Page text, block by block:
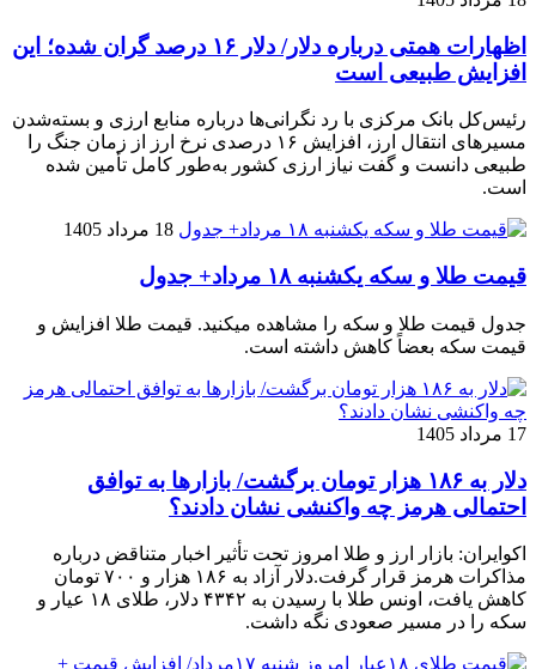
اظهارات همتی درباره دلار/ دلار ۱۶ درصد گران شده؛ این
افزایش طبیعی است
رئیس‌کل بانک مرکزی با رد نگرانی‌ها درباره منابع ارزی و بسته‌شدن
مسیرهای انتقال ارز، افزایش ۱۶ درصدی نرخ ارز از زمان جنگ را
طبیعی دانست و گفت نیاز ارزی کشور به‌طور کامل تأمین شده
است.
18 مرداد 1405
قیمت طلا و سکه یکشنبه ۱۸ مرداد+ جدول
جدول قیمت طلا و سکه را مشاهده میکنید. قیمت‌ طلا افزایش و
قیمت سکه بعضاً کاهش داشته است.
17 مرداد 1405
دلار به ۱۸۶ هزار تومان برگشت/ بازارها به توافق
احتمالی هرمز چه واکنشی نشان دادند؟
اکوایران: بازار ارز و طلا امروز تحت تأثیر اخبار متناقض درباره
مذاکرات هرمز قرار گرفت.دلار آزاد به ۱۸۶ هزار و ۷۰۰ تومان
کاهش یافت، اونس طلا با رسیدن به ۴۳۴۲ دلار، طلای ۱۸ عیار و
سکه را در مسیر صعودی نگه داشت.